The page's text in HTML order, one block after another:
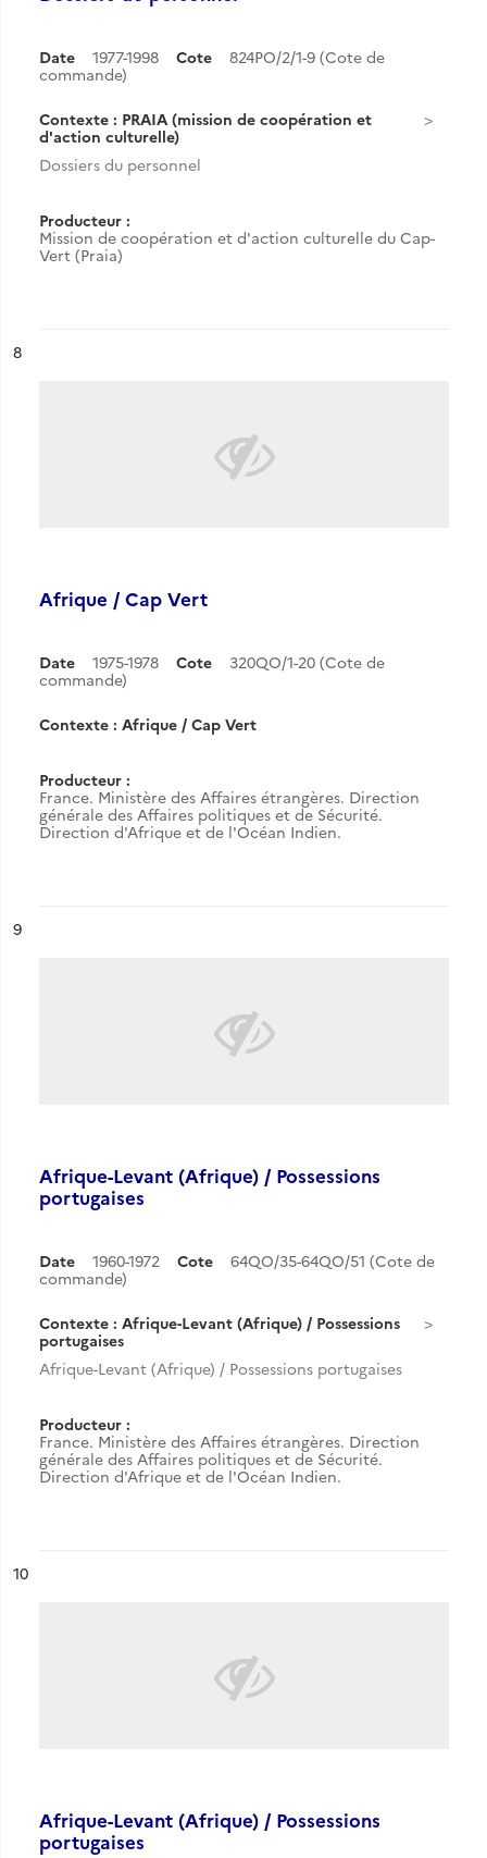
Date 1977-1998 Cote
824PO/2/1-9 (Cote de
commande)
Contexte : PRAIA (mission de coopération et
d'action culturelle)
Dossiers du personnel
Producteur :
Mission de coopération et d'action culturelle du Cap-
Vert (Praia)
n°
8
Afrique / Cap Vert
Date 1975-1978 Cote
320QO/1-20 (Cote de
commande)
Contexte : Afrique / Cap Vert
Producteur :
France. Ministère des Affaires étrangères. Direction
générale des Affaires politiques et de Sécurité.
Direction d'Afrique et de l'Océan Indien.
n°
9
Afrique-Levant (Afrique) / Possessions
portugaises
Date 1960-1972 Cote
64QO/35-64QO/51 (Cote de
commande)
Contexte : Afrique-Levant (Afrique) / Possessions
portugaises
Afrique-Levant (Afrique) / Possessions portugaises
Producteur :
France. Ministère des Affaires étrangères. Direction
générale des Affaires politiques et de Sécurité.
Direction d'Afrique et de l'Océan Indien.
n°
10
Afrique-Levant (Afrique) / Possessions
portugaises